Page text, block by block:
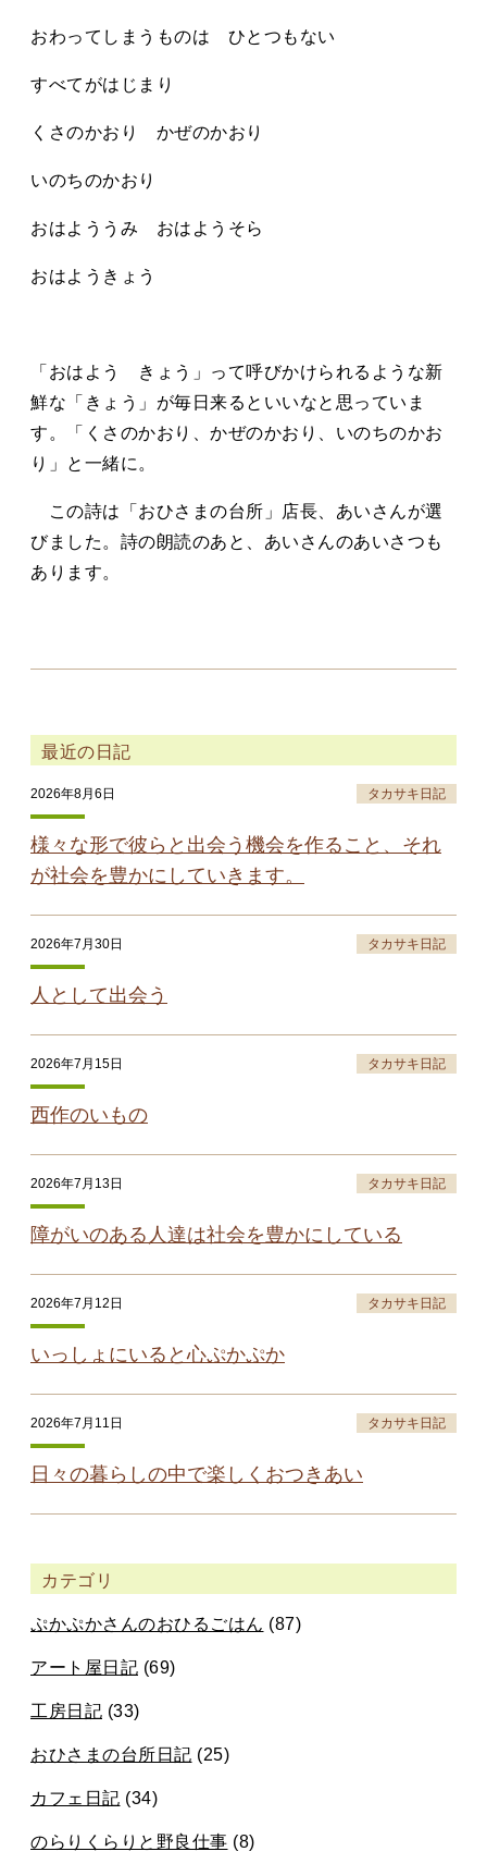
おわってしまうものは ひとつもない
すべてがはじまり
くさのかおり かぜのかおり
いのちのかおり
おはよううみ おはようそら
おはようきょう
「おはよう きょう」って呼びかけられるような新
鮮な「きょう」が毎日来るといいなと思っていま
す。「くさのかおり、かぜのかおり、いのちのかお
り」と一緒に。
この詩は「おひさまの台所」店長、あいさんが選
びました。詩の朗読のあと、あいさんのあいさつも
あります。
最近の日記
2026年8月6日 タカサキ日記
様々な形で彼らと出会う機会を作ること、それ
が社会を豊かにしていきます。
2026年7月30日 タカサキ日記
人として出会う
2026年7月15日 タカサキ日記
西作のいもの
2026年7月13日 タカサキ日記
障がいのある人達は社会を豊かにしている
2026年7月12日 タカサキ日記
いっしょにいると心ぷかぷか
2026年7月11日 タカサキ日記
日々の暮らしの中で楽しくおつきあい
カテゴリ
ぷかぷかさんのおひるごはん (87)
アート屋日記 (69)
工房日記 (33)
おひさまの台所日記 (25)
カフェ日記 (34)
のらりくらりと野良仕事 (8)